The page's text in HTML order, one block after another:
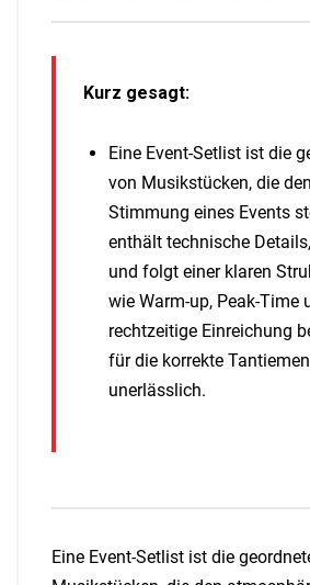
Kurz gesagt:
Eine Event-Setlist ist die
von Musikstücken, die
Stimmung eines Events
enthält technische
und folgt einer klaren
wie Warm-up, Peak-Time
rechtzeitige Einreichung
für die korrekte
unerlässlich.
Eine Event-Setlist ist die